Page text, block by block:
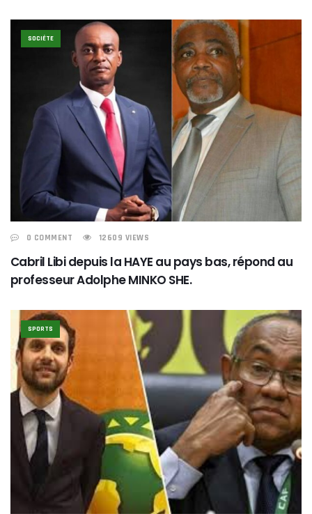
SOCIÉTE
0 COMMENT 12609 VIEWS
Cabril Libi depuis la HAYE au pays bas, répond au
professeur Adolphe MINKO SHE.
SPORTS